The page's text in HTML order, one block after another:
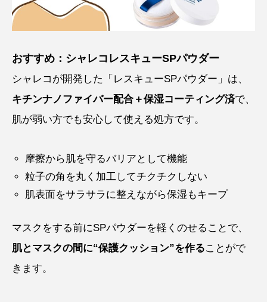
おすすめ：シャレコレスキューSPパウダー
シャレコが開発した「レスキューSPパウダー」は、
キチンナノファイバー配合＋保湿コーティング済で、
肌が弱い方でも安心して使える処方です。
摩擦から肌を守るバリアとして機能
粒子の角を丸く加工してチクチクしない
肌表面をサラサラに整えながら保湿もキープ
マスクをする前にSPパウダーを軽くのせることで、
肌とマスクの間に“保護クッション”を作ることがで
きます。